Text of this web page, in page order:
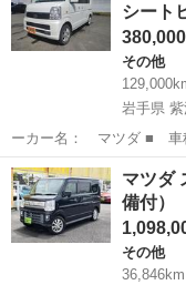
シート
その他
岩手県
ーカー名： マツダ ■ 車
名： ＰＸターボ ４…
岩手 紫波郡 その他
マツダ
備付）
その他
36,846km